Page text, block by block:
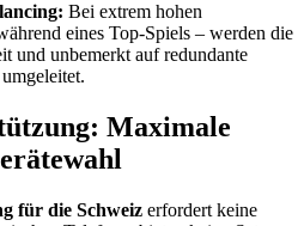
Bei extrem hohen
eines Top-Spiels – werden die
und unbemerkt auf redundante
Maximale
für die Schweiz erfordert keine